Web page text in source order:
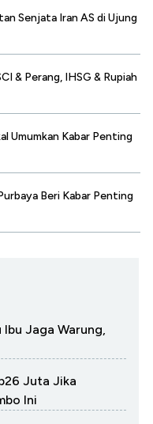
Senjata Iran AS di Ujung
& Perang, IHSG & Rupiah
Umumkan Kabar Penting
Beri Kabar Penting
Jaga Warung,
Juta Jika
Ini